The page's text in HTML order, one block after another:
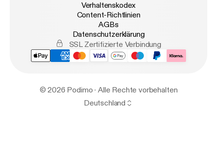
Verhaltenskodex
Content-Richtlinien
AGBs
Datenschutzerklärung
SSL Zertifizierte Verbindung
© 2026 Podimo · Alle Rechte vorbehalten
Deutschland